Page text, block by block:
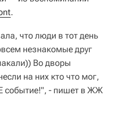
.
что люди в тот день
незнакомые друг
Во дворы
на них кто что мог,
событие!", - пишет в ЖЖ